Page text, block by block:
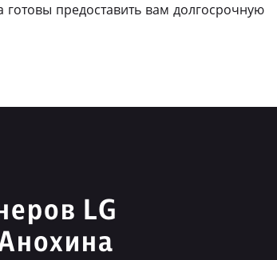
готовы предоставить вам долгосрочную
LG